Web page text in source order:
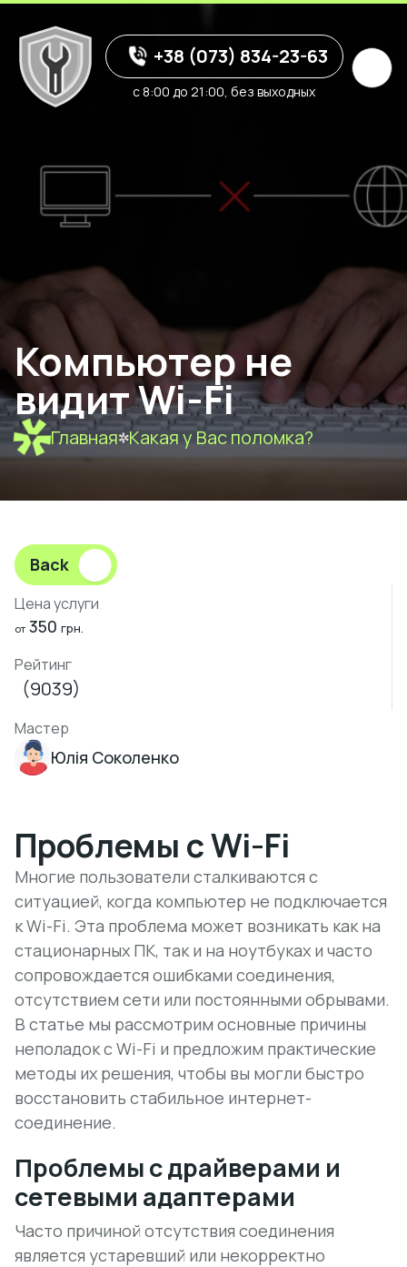
+38 (073) 834-23-63
с 8:00 до 21:00, без выходных
Компьютер не
видит Wi-Fi
Главная Какая у Вас поломка?
Back
Цена услуги
от 350 грн.
Рейтинг
(9039)
Мастер
Юлія Соколенко
Проблемы с Wi-Fi
Многие пользователи сталкиваются с
ситуацией, когда компьютер не подключается
к Wi-Fi. Эта проблема может возникать как на
стационарных ПК, так и на ноутбуках и часто
сопровождается ошибками соединения,
отсутствием сети или постоянными обрывами.
В статье мы рассмотрим основные причины
неполадок с Wi-Fi и предложим практические
методы их решения, чтобы вы могли быстро
восстановить стабильное интернет-
соединение.
Проблемы с драйверами и
сетевыми адаптерами
Часто причиной отсутствия соединения
является устаревший или некорректно